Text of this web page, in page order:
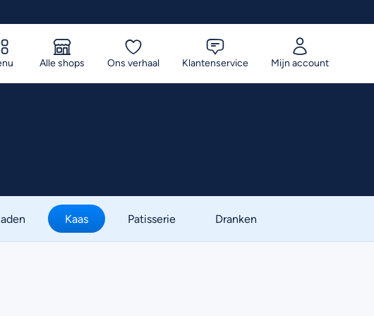
Alle shops Ons verhaal Klantenservice Mijn account
Kaas Patisserie Dranken